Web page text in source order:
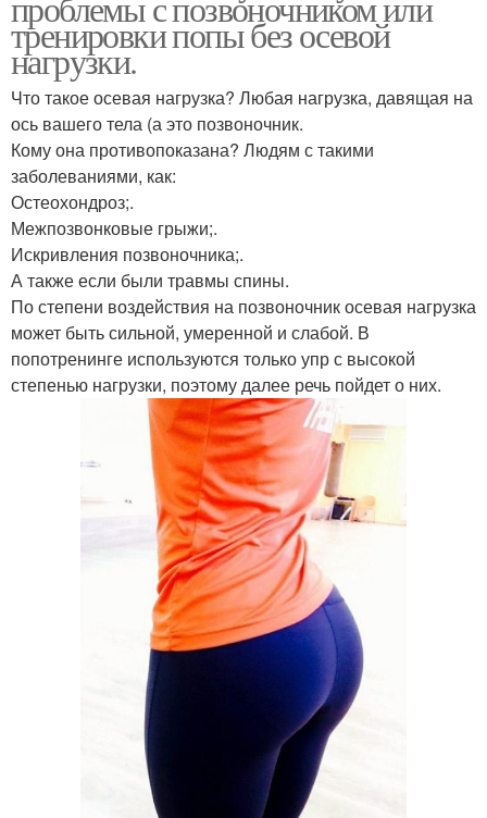
тренировки попы без осевой
нагрузки.
Что такое осевая нагрузка? Любая нагрузка, давящая на
ось вашего тела (а это позвоночник.
Кому она противопоказана? Людям с такими
заболеваниями, как:
Остеохондроз;.
Межпозвонковые грыжи;.
Искривления позвоночника;.
А также если были травмы спины.
По степени воздействия на позвоночник осевая нагрузка
может быть сильной, умеренной и слабой. В
попотренинге используются только упр с высокой
степенью нагрузки, поэтому далее речь пойдет о них.